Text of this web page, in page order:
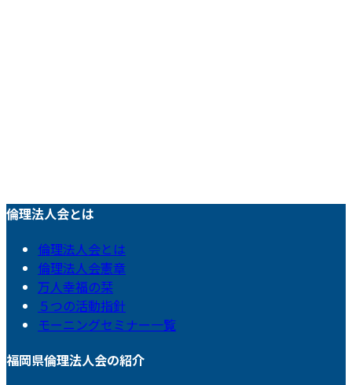
倫理法人会とは
倫理法人会とは
倫理法人会憲章
万人幸福の栞
５つの活動指針
モーニングセミナー一覧
福岡県倫理法人会の紹介